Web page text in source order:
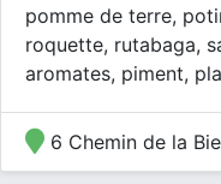
pomme de terre,
roquette, rutabaga,
aromates, piment,
6 Chemin de la